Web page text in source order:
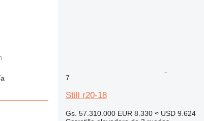
7
Still r20-18
Gs. 57.310.000 EUR 8.330 ≈ USD 9.624